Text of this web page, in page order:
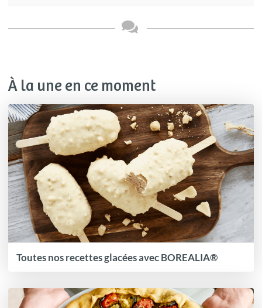
À la une en ce moment
Toutes nos recettes glacées avec BOREALIA®